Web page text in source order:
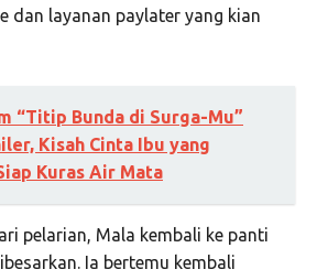
dan layanan paylater yang kian
“Titip Bunda di Surga-Mu”
Kisah Cinta Ibu yang
Kuras Air Mata
pelarian, Mala kembali ke panti
Ia bertemu kembali